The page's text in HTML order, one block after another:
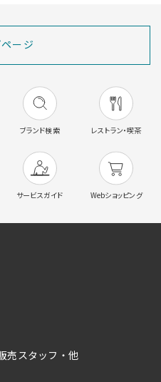
ージ
ブランド検索 レストラン・喫茶
サービスガイド Webショッピング
売スタッフ・他